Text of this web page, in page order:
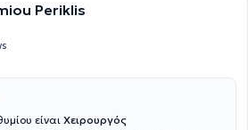
Periklis
είναι Χειρουργός